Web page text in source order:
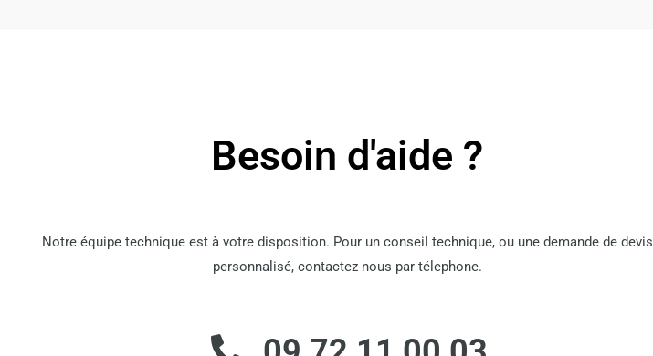
Besoin d'aide ?
Notre équipe technique est à votre disposition. Pour un conseil technique, ou une demande de devis
personnalisé, contactez nous par télephone.